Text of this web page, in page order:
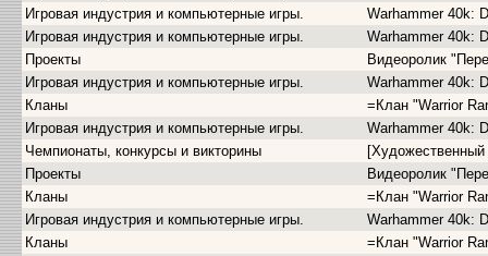
Игровая индустрия и компьютерные игры.
Warhammer 40k:
Игровая индустрия и компьютерные игры.
Warhammer 40k:
Проекты
Видеоролик
Игровая индустрия и компьютерные игры.
Warhammer 40k:
Кланы
=Клан "Warrior
Игровая индустрия и компьютерные игры.
Warhammer 40k:
Чемпионаты, конкурсы и викторины
Проекты
Видеоролик
Кланы
=Клан "Warrior
Игровая индустрия и компьютерные игры.
Warhammer 40k:
Кланы
=Клан "Warrior